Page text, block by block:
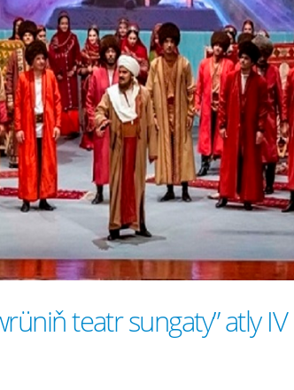
teatr sungaty” atly